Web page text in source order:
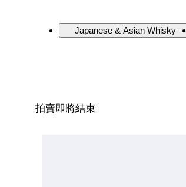
Japanese & Asian Whisky
拍賣即將結束